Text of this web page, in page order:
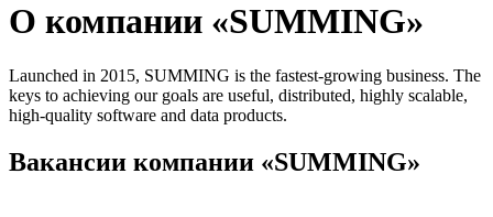
О компании «SUMMING»
Launched in 2015, SUMMING is the fastest-growing business. The
keys to achieving our goals are useful, distributed, highly scalable,
high-quality software and data products.
Вакансии компании «SUMMING»